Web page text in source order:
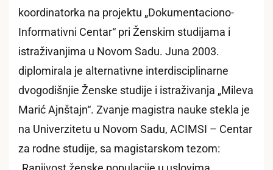
koordinatorka na projektu „Dokumentaciono-
Informativni Centar“ pri Ženskim studijama i
istraživanjima u Novom Sadu. Juna 2003.
diplomirala je alternativne interdisciplinarne
dvogodišnjie Ženske studije i istraživanja „Mileva
Marić Ajnštajn“. Zvanje magistra nauke stekla je
na Univerzitetu u Novom Sadu, ACIMSI – Centar
za rodne studije, sa magistarskom tezom: